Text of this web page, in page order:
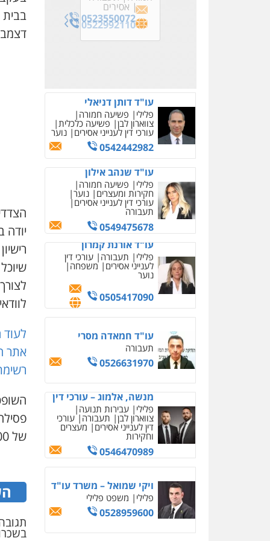
וחקירות עתירות
אסירים תעבורה
0509100397
0537470000
אסירים
0522992110
0523550072
0532700200אסירים תעבורה
0506984757
עורכי דין לענייני
אסירים צבאי
0508848606
0505643689
עו"ד פיני פישלר
עו"ד עלי סעדי
פלילי פשיעה חמורה ליווי
וייצוג בחקירות ומעצרים
0508824984
מצגר ושות', חברת עורכי
דין
נדל"ן / עסקים משפחה
תעבורה כלכלי הוצאה
לפועל
0545402829
דוד בוחבוט – משרד עו"ד
פלילי פשיעה חמורה
מעצרים
0505542333
לשעבר סגן מנהל המחלקה
הפלילית בפרקליטות המדינה
0506217994
עו"ד דניאל דרוביצקי
פלילי משפחה צבאי
0526409925
פלילי פשיעה חמורה
צווארון לבן צבאי
וחקירות
אתר
של 1,000 שקל.